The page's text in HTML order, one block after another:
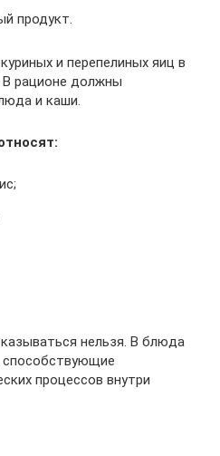
продукт.
и перепелиных яиц в
В рационе должны
и каши.
нельзя. В блюда
процессов внутри